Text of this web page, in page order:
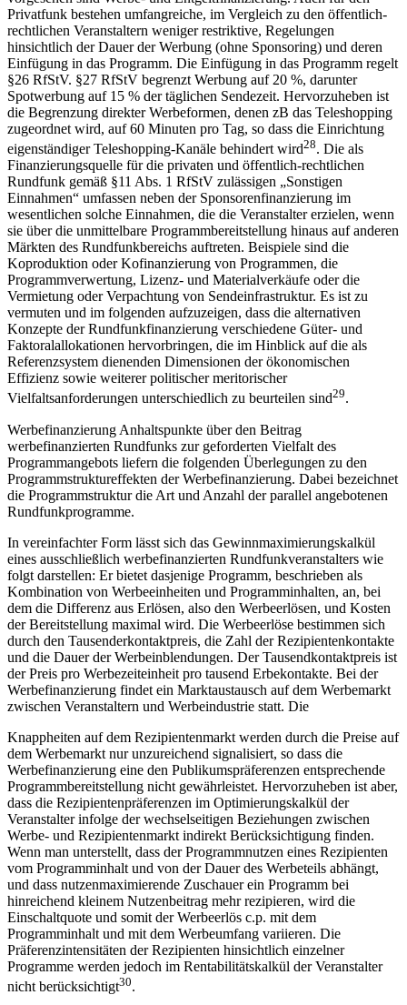
Privatfunk bestehen umfangreiche, im Vergleich zu den öffentlich-
rechtlichen Veranstaltern weniger restriktive, Regelungen
hinsichtlich der Dauer der Werbung (ohne Sponsoring) und deren
Einfügung in das Programm. Die Einfügung in das Programm regelt
§26 RfStV. §27 RfStV begrenzt Werbung auf 20 %, darunter
Spotwerbung auf 15 % der täglichen Sendezeit. Hervorzuheben ist
die Begrenzung direkter Werbeformen, denen zB das Teleshopping
zugeordnet wird, auf 60 Minuten pro Tag, so dass die Einrichtung
eigenständiger Teleshopping-Kanäle behindert wird28. Die als
Finanzierungsquelle für die privaten und öffentlich-rechtlichen
Rundfunk gemäß §11 Abs. 1 RfStV zulässigen „Sonstigen
Einnahmen“ umfassen neben der Sponsorenfinanzierung im
wesentlichen solche Einnahmen, die die Veranstalter erzielen, wenn
sie über die unmittelbare Programmbereitstellung hinaus auf anderen
Märkten des Rundfunkbereichs auftreten. Beispiele sind die
Koproduktion oder Kofinanzierung von Programmen, die
Programmverwertung, Lizenz- und Materialverkäufe oder die
Vermietung oder Verpachtung von Sendeinfrastruktur. Es ist zu
vermuten und im folgenden aufzuzeigen, dass die alternativen
Konzepte der Rundfunkfinanzierung verschiedene Güter- und
Faktoralallokationen hervorbringen, die im Hinblick auf die als
Referenzsystem dienenden Dimensionen der ökonomischen
Effizienz sowie weiterer politischer meritorischer
Vielfaltsanforderungen unterschiedlich zu beurteilen sind29.
Werbefinanzierung Anhaltspunkte über den Beitrag
werbefinanzierten Rundfunks zur geforderten Vielfalt des
Programmangebots liefern die folgenden Überlegungen zu den
Programmstruktureffekten der Werbefinanzierung. Dabei bezeichnet
die Programmstruktur die Art und Anzahl der parallel angebotenen
Rundfunkprogramme.
In vereinfachter Form lässt sich das Gewinnmaximierungskalkül
eines ausschließlich werbefinanzierten Rundfunkveranstalters wie
folgt darstellen: Er bietet dasjenige Programm, beschrieben als
Kombination von Werbeeinheiten und Programminhalten, an, bei
dem die Differenz aus Erlösen, also den Werbeerlösen, und Kosten
der Bereitstellung maximal wird. Die Werbeerlöse bestimmen sich
durch den Tausenderkontaktpreis, die Zahl der Rezipientenkontakte
und die Dauer der Werbeinblendungen. Der Tausendkontaktpreis ist
der Preis pro Werbezeiteinheit pro tausend Erbekontakte. Bei der
Werbefinanzierung findet ein Marktaustausch auf dem Werbemarkt
zwischen Veranstaltern und Werbeindustrie statt. Die
Knappheiten auf dem Rezipientenmarkt werden durch die Preise auf
dem Werbemarkt nur unzureichend signalisiert, so dass die
Werbefinanzierung eine den Publikumspräferenzen entsprechende
Programmbereitstellung nicht gewährleistet. Hervorzuheben ist aber,
dass die Rezipientenpräferenzen im Optimierungskalkül der
Veranstalter infolge der wechselseitigen Beziehungen zwischen
Werbe- und Rezipientenmarkt indirekt Berücksichtigung finden.
Wenn man unterstellt, dass der Programmnutzen eines Rezipienten
vom Programminhalt und von der Dauer des Werbeteils abhängt,
und dass nutzenmaximierende Zuschauer ein Programm bei
hinreichend kleinem Nutzenbeitrag mehr rezipieren, wird die
Einschaltquote und somit der Werbeerlös c.p. mit dem
Programminhalt und mit dem Werbeumfang variieren. Die
Präferenzintensitäten der Rezipienten hinsichtlich einzelner
Programme werden jedoch im Rentabilitätskalkül der Veranstalter
nicht berücksichtigt30.